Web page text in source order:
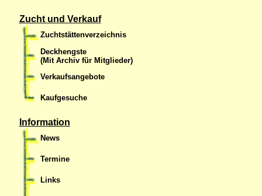
Zucht und Verkauf
Zuchtstättenverzeichnis
Deckhengste
(Mit Archiv für Mitglieder)
Verkaufsangebote
Kaufgesuche
Information
News
Termine
Links